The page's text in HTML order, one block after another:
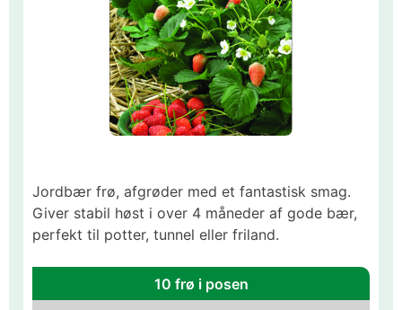
Jordbær frø, afgrøder med et fantastisk smag.
Giver stabil høst i over 4 måneder af gode bær,
perfekt til potter, tunnel eller friland.
10 frø i posen